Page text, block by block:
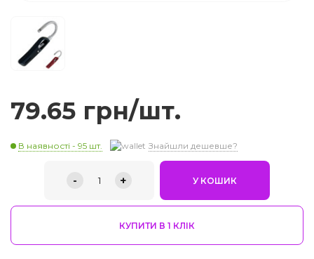
79.65 грн/шт.
В наявності - 95 шт. Знайшли дешевше?
- 1 + У КОШИК
КУПИТИ В 1 КЛIК